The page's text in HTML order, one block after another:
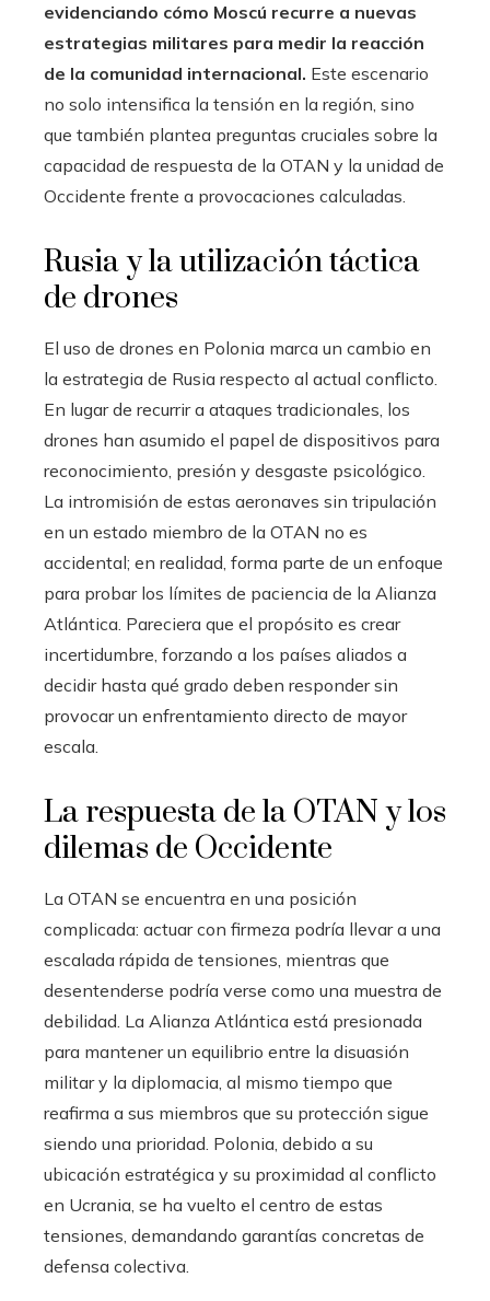
evidenciando cómo Moscú recurre a nuevas
estrategias militares para medir la reacción
de la comunidad internacional. Este escenario
no solo intensifica la tensión en la región, sino
que también plantea preguntas cruciales sobre la
capacidad de respuesta de la OTAN y la unidad de
Occidente frente a provocaciones calculadas.
Rusia y la utilización táctica
de drones
El uso de drones en Polonia marca un cambio en
la estrategia de Rusia respecto al actual conflicto.
En lugar de recurrir a ataques tradicionales, los
drones han asumido el papel de dispositivos para
reconocimiento, presión y desgaste psicológico.
La intromisión de estas aeronaves sin tripulación
en un estado miembro de la OTAN no es
accidental; en realidad, forma parte de un enfoque
para probar los límites de paciencia de la Alianza
Atlántica. Pareciera que el propósito es crear
incertidumbre, forzando a los países aliados a
decidir hasta qué grado deben responder sin
provocar un enfrentamiento directo de mayor
escala.
La respuesta de la OTAN y los
dilemas de Occidente
La OTAN se encuentra en una posición
complicada: actuar con firmeza podría llevar a una
escalada rápida de tensiones, mientras que
desentenderse podría verse como una muestra de
debilidad. La Alianza Atlántica está presionada
para mantener un equilibrio entre la disuasión
militar y la diplomacia, al mismo tiempo que
reafirma a sus miembros que su protección sigue
siendo una prioridad. Polonia, debido a su
ubicación estratégica y su proximidad al conflicto
en Ucrania, se ha vuelto el centro de estas
tensiones, demandando garantías concretas de
defensa colectiva.